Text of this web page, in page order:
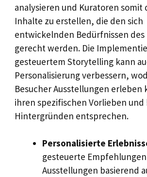
analysieren und Kuratoren somit
Inhalte zu erstellen, die den sich
entwickelnden Bedürfnissen des
gerecht werden. Die
gesteuertem Storytelling kann
Personalisierung verbessern,
Besucher Ausstellungen erleben
ihren spezifischen Vorlieben
Hintergründen entsprechen.
Personalisierte
gesteuerte
Ausstellungen basierend